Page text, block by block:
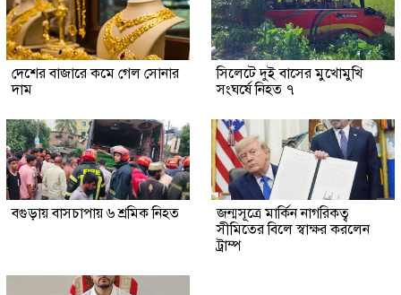
দেশের বাজারে কমে গেল সোনার
দাম
সিলেটে দুই বাসের মুখোমুখি
সংঘর্ষে নিহত ৭
বগুড়ায় বাসচাপায় ৬ শ্রমিক নিহত
জন্মসূত্রে মার্কিন নাগরিকত্ব
সীমিতের বিলে স্বাক্ষর করলেন
ট্রাম্প